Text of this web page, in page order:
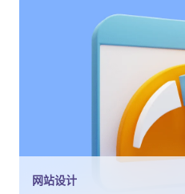
网站设计